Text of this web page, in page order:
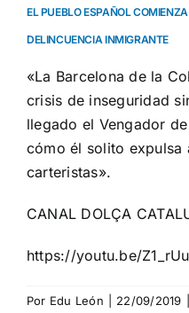
EL PUEBLO ESPAÑOL
DELINCUENCIA INMIGRANTE
«La Barcelona de la
crisis de inseguridad
llegado el Vengador
cómo él solito expulsa
carteristas».
CANAL DOLÇA
https://youtu.be/
Por Edu León 22/09/2019